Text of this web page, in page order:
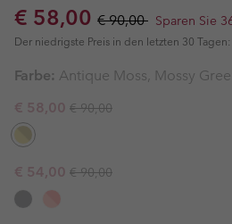
Sale price:
€ 58,00 Regular price:
€ 90,00 Sparen Sie
Der niedrigste Preis in den letzten 30 Tagen:
Farbe: Antique Moss, Mossy
Sale price:
€ 58,00 Regular price:
€ 90,00
Sale price:
€ 54,00 Regular price:
€ 90,00